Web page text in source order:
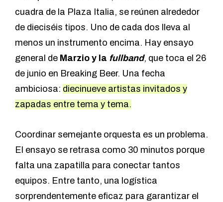
cuadra de la Plaza Italia, se reúnen alrededor
de dieciséis tipos. Uno de cada dos lleva al
menos un instrumento encima. Hay ensayo
general de Marzio y la fullband, que toca el 26
de junio en Breaking Beer. Una fecha
ambiciosa: diecinueve artistas invitados y
zapadas entre tema y tema.
Coordinar semejante orquesta es un problema.
El ensayo se retrasa como 30 minutos porque
falta una zapatilla para conectar tantos
equipos. Entre tanto, una logística
sorprendentemente eficaz para garantizar el